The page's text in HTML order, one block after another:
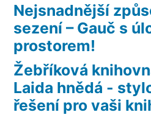
Nejsnadnější
sezení – Gauč s
prostorem!
Žebříková
Laida hnědá -
řešení pro vaši